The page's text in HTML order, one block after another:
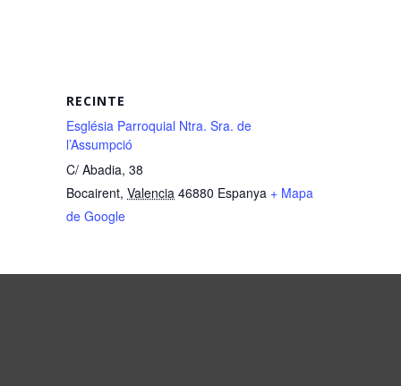
RECINTE
Església Parroquial Ntra. Sra. de
l’Assumpció
C/ Abadia, 38
Bocairent, Valencia 46880 Espanya + Mapa
de Google